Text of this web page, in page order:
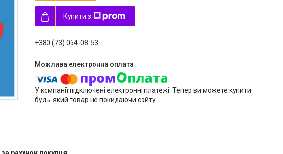
Купити з
+380 (73) 064-08-53
У компанії підключені електронні платежі. Тепер ви можете купити
будь-який товар не покидаючи сайту.